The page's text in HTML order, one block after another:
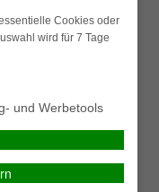
3
mit dem Besuch der
Seite fortfahren.
(PDF)
und gespeichert
FORTSETZEN
Cookies oder
wird für 7 Tage
und Werbetools